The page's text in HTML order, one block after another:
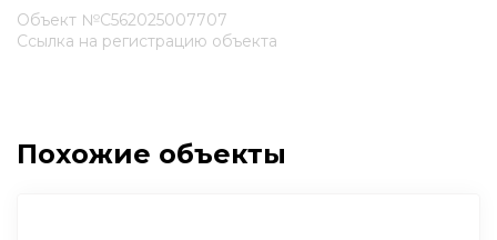
Объект №С562025007707
Ссылка на регистрацию объекта
Похожие объекты